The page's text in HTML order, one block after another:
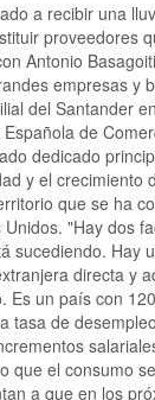
a recibir una
proveedores
Antonio
empresas y
del Santander
de
dedicado
y el crecimiento
que se ha
"Hay dos
sucediendo. Hay
directa y
Es un país con
tasa de
que el consumo
a que en los